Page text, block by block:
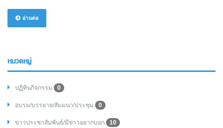
อ่านต่อ
หมวดหมู่
ปฏิทินกิจกรรม 0
อบรม/บรรยาย/สัมมนา/ประชุม 0
ข่าวประชาสัมพันธ์/มีข่าวอยากบอก 10